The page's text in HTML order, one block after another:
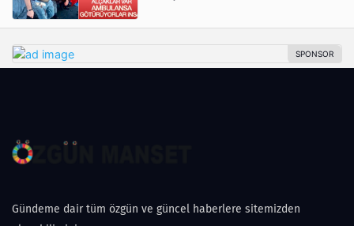
Gündeme dair tüm özgün ve güncel haberlere sitemizden